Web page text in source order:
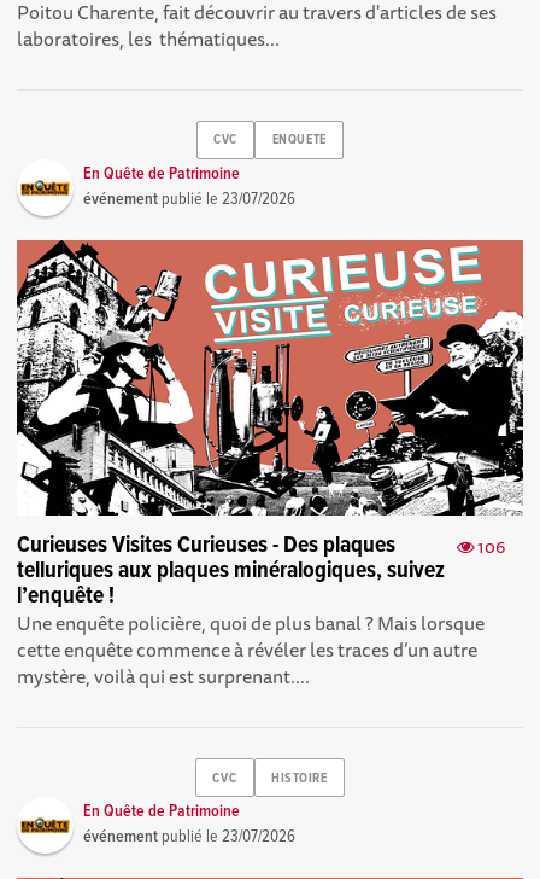
Poitou Charente, fait découvrir au travers d'articles de ses
laboratoires, les thématiques...
CVC ENQUETE
En Quête de Patrimoine
événement publié le23/07/2026
106
Curieuses Visites Curieuses - Des plaques
telluriques aux plaques minéralogiques, suivez
l’enquête !
Une enquête policière, quoi de plus banal ? Mais lorsque
cette enquête commence à révéler les traces d’un autre
mystère, voilà qui est surprenant....
CVC HISTOIRE
En Quête de Patrimoine
événement publié le23/07/2026